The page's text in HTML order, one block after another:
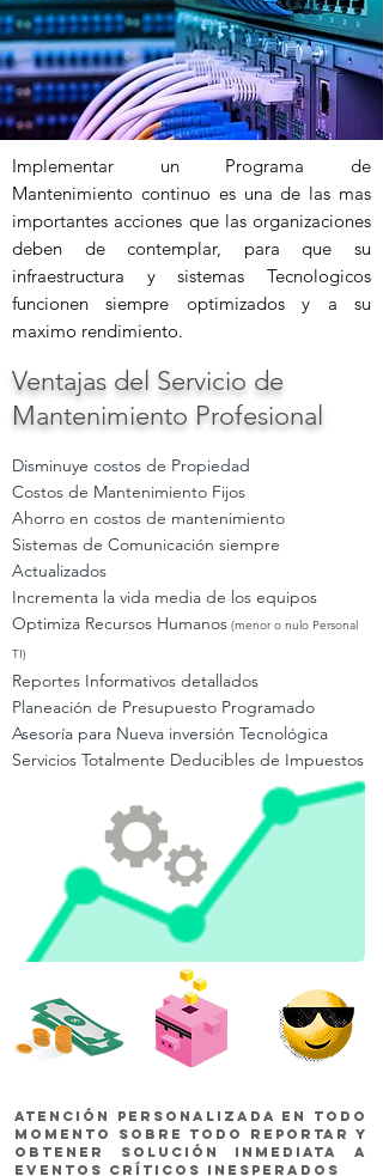
Implementar un Programa de
Mantenimiento continuo es una de las mas
importantes acciones que las organizaciones
deben de contemplar, para que su
infraestructura y sistemas Tecnologicos
funcionen siempre optimizados y a su
maximo rendimiento.
Ventajas del Servicio de
Mantenimiento Profesional
Disminuye costos de Propiedad
Costos de Mantenimiento Fijos
Ahorro en costos de mantenimiento
Sistemas de Comunicación siempre
Actualizados
Incrementa la vida media de los equipos
Optimiza Recursos Humanos (menor o nulo Personal
TI)
Reportes Informativos detallados
Planeación de Presupuesto Programado
Asesoría para Nueva inversión Tecnológica
Servicios Totalmente Deducibles de Impuestos
atención personalizada en todo
momento sobre todo reportar y
obtener solución inmediata a
eventos críticos Inesperados